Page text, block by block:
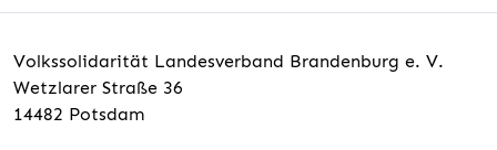
Volkssolidarität Landesverband Brandenburg e. V.
Wetzlarer Straße 36
14482 Potsdam